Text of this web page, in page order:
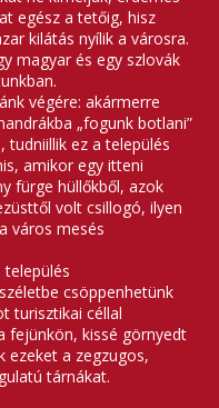
egész a tetőig, hisz
kilátás nyílik a városra.
magyar és egy szlovák
végére: akármerre
„fogunk botlani”
tudniillik ez a település
amikor egy itteni
fürge hüllőkből, azok
volt csillogó, ilyen
város mesés
település
csöppenhetünk
turisztikai céllal
fejünkön, kissé görnyedt
ezeket a zegzugos,
tárnákat.